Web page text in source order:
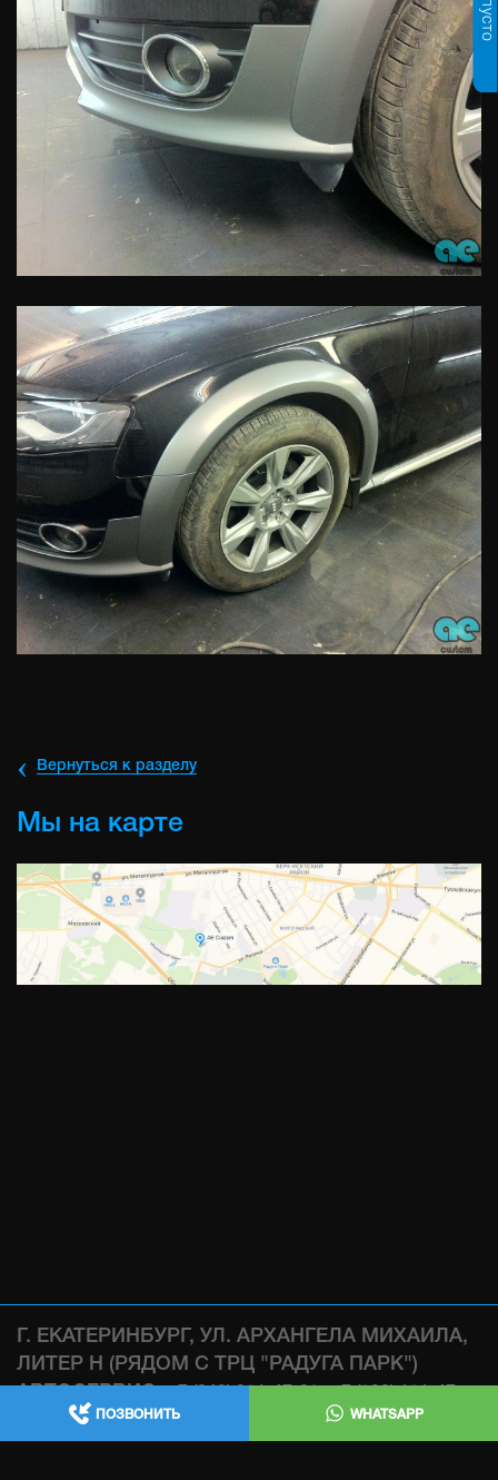
ПОЗВОНИТЬ WHATSAPP
пусто
‹ Вернуться к разделу
Мы на карте
Г. ЕКАТЕРИНБУРГ, УЛ. АРХАНГЕЛА МИХАИЛА,
ЛИТЕР Н (РЯДОМ С ТРЦ "РАДУГА ПАРК")
WHATSAPP